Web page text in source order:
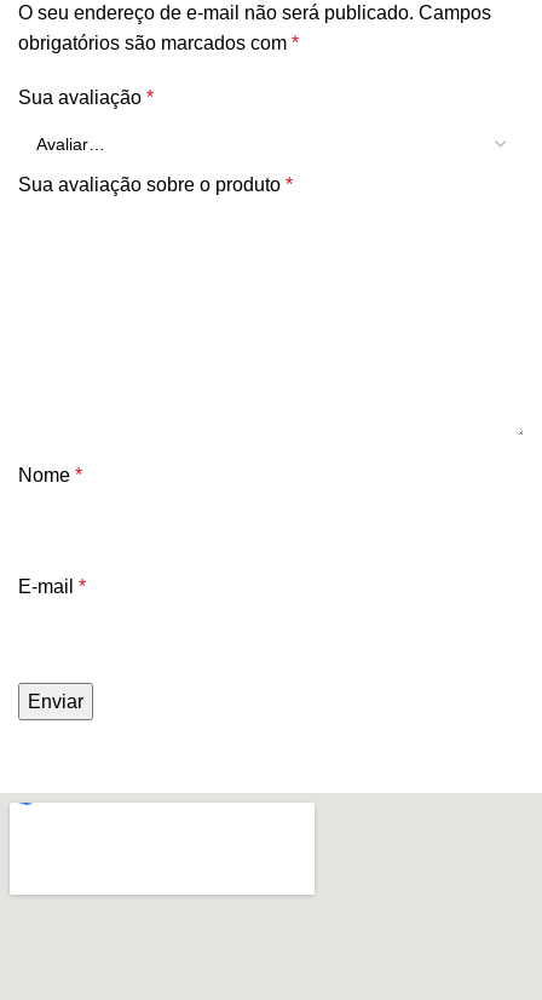
O seu endereço de e-mail não será publicado. Campos
obrigatórios são marcados com *
Sua avaliação *
Sua avaliação sobre o produto *
Nome *
E-mail *